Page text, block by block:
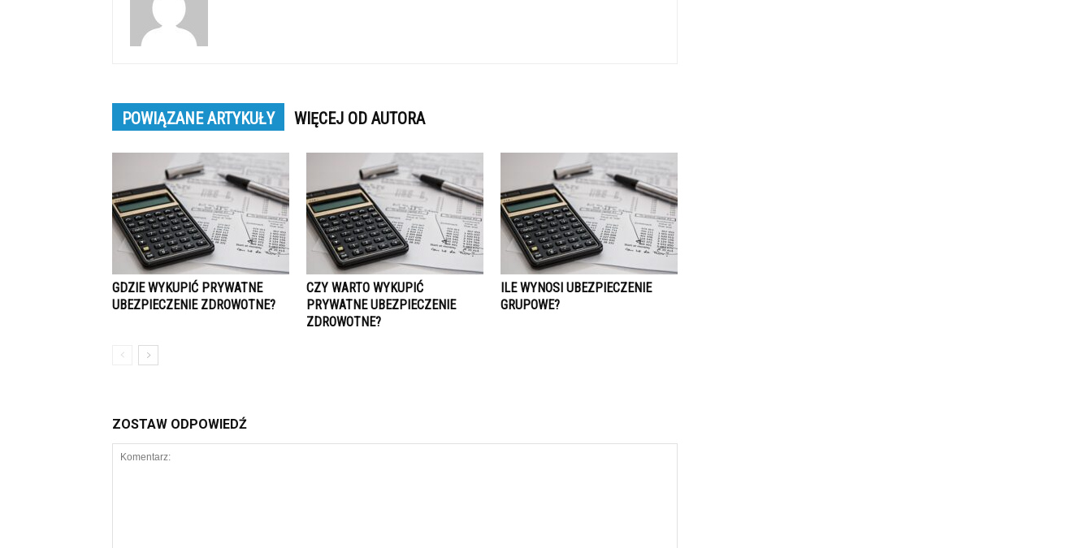
POWIĄZANE ARTYKUŁY WIĘCEJ OD AUTORA
GDZIE WYKUPIĆ PRYWATNE
UBEZPIECZENIE ZDROWOTNE?
CZY WARTO WYKUPIĆ
PRYWATNE UBEZPIECZENIE
ZDROWOTNE?
ILE WYNOSI UBEZPIECZENIE
GRUPOWE?
ZOSTAW ODPOWIEDŹ